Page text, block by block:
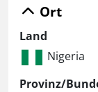
Ort
Land
Nigeria
Provinz/